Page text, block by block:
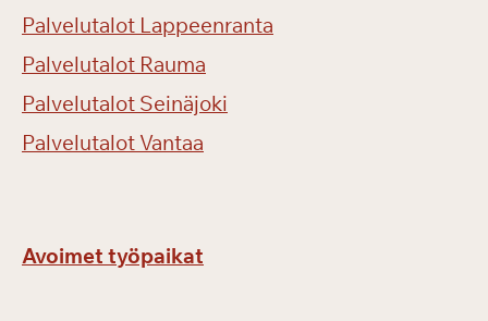
Palvelutalot Lappeenranta
Palvelutalot Rauma
Palvelutalot Seinäjoki
Palvelutalot Vantaa
Avoimet työpaikat